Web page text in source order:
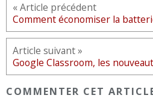
« Article précédent
Comment économiser la
Article suivant »
COMMENTER CET